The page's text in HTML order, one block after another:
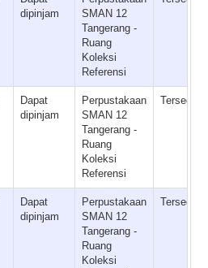
dipinjam
SMAN 12
Tangerang -
Ruang
Koleksi
Referensi
Dapat
dipinjam
Perpustakaan
SMAN 12
Tangerang -
Ruang
Koleksi
Referensi
Tersedia
Dapat
dipinjam
Perpustakaan
SMAN 12
Tangerang -
Ruang
Koleksi
Tersedia